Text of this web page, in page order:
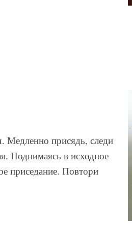
Медленно присядь, следи
Поднимаясь в исходное
приседание. Повтори